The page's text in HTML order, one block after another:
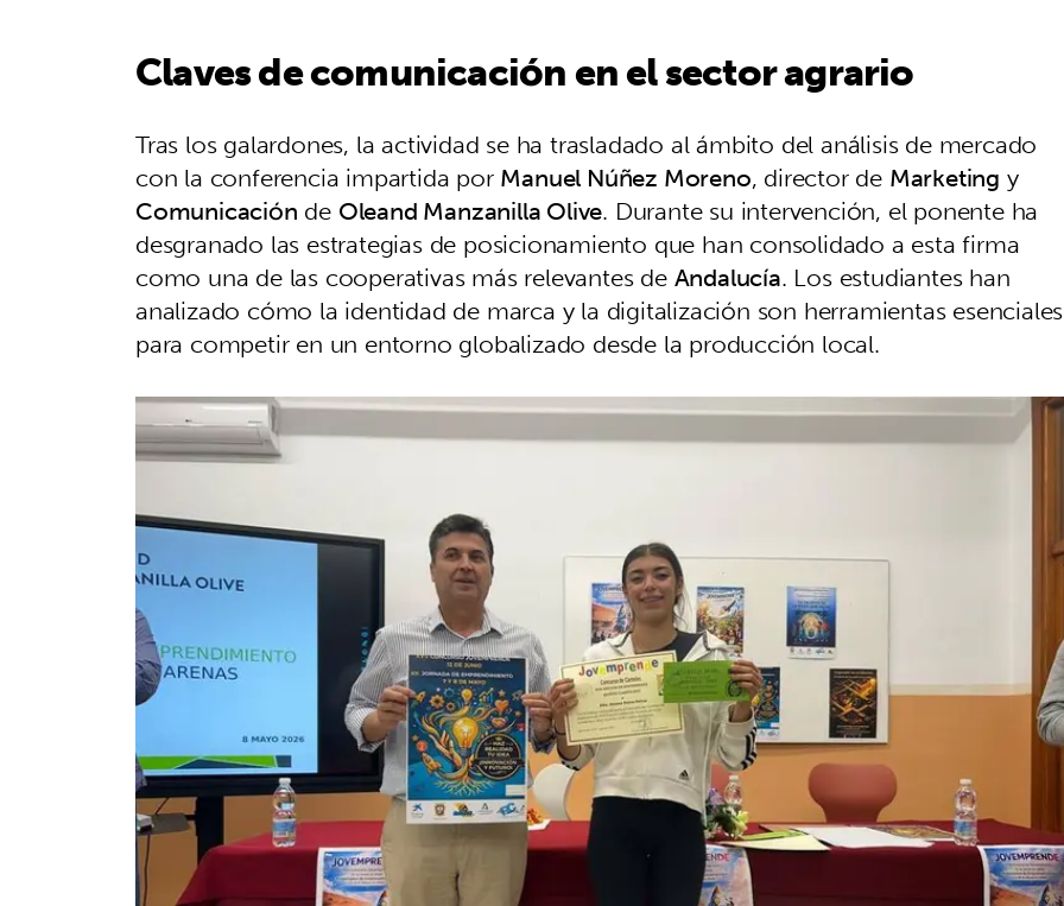
Claves de comunicación en el sector agrario
Tras los galardones, la actividad se ha trasladado al ámbito del análisis de mercado
con la conferencia impartida porManuel Núñez Moreno, director de Marketing y
Comunicación de Oleand Manzanilla Olive. Durante su intervención, el ponente ha
desgranado las estrategias de posicionamiento que han consolidado a esta firma
como una de las cooperativas más relevantes deAndalucía. Los estudiantes han
analizado cómo la identidad de marca y la digitalización son herramientas esenciales
para competir en un entorno globalizado desde la producción local.